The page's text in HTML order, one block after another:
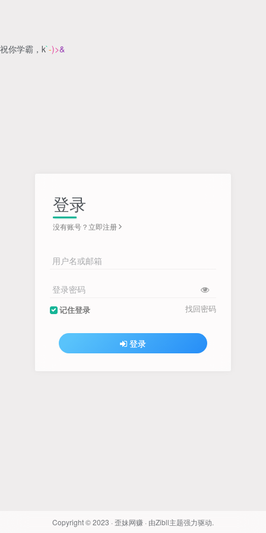
登录
没有账号？立即注册
用户名或邮箱
登录密码
记住登录 找回密码
登录
Copyright © 2023 · 歪妹网赚 · 由Zibll主题强力驱动.
祝你学霸， @u]T%